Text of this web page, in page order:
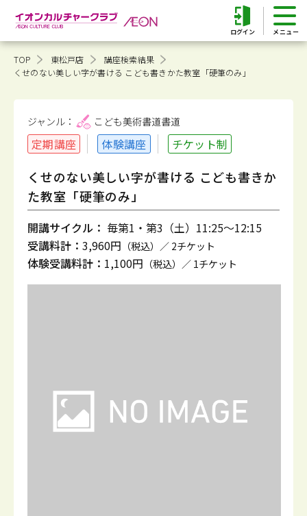
ログイン
TOP 東松戸店
講座検索結果
くせのない美しい字が書ける こども書きかた教室「硬筆のみ」
ジャンル： こども美術書道書道
定期講座 体験講座 チケット制
くせのない美しい字が書ける こども書きか
た教室「硬筆のみ」
開講サイクル： 毎第1・第3（土）11:25～12:15
受講料計： 3,960円 （税込）／ 2チケット
体験受講料計： 1,100円 （税込）／ 1チケット